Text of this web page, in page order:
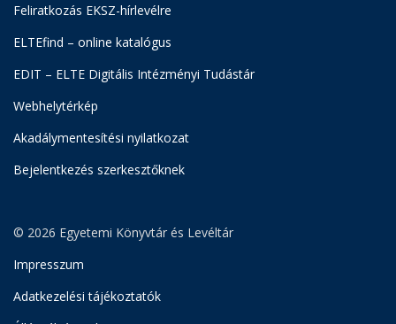
Feliratkozás EKSZ-hírlevélre
ELTEfind – online katalógus
EDIT – ELTE Digitális Intézményi Tudástár
Webhelytérkép
Akadálymentesítési nyilatkozat
Bejelentkezés szerkesztőknek
© 2026 Egyetemi Könyvtár és Levéltár
Impresszum
Adatkezelési tájékoztatók